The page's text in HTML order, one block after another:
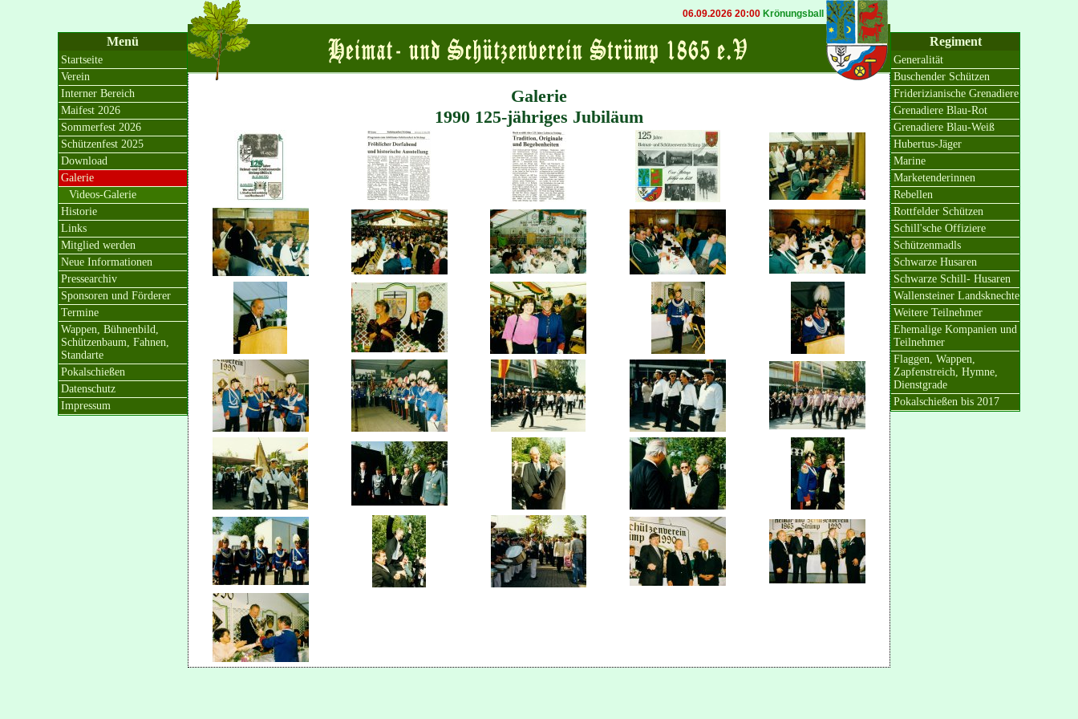
06.09.2026 20:00 Krönungsball in Bösinghoven
Galerie
1990 125-jähriges Jubiläum
Menü
Startseite
Verein
Interner Bereich
Maifest 2026
Sommerfest 2026
Schützenfest 2025
Download
Galerie
Videos-Galerie
Historie
Links
Mitglied werden
Neue Informationen
Pressearchiv
Sponsoren und Förderer
Termine
Wappen, Bühnenbild,
Schützenbaum, Fahnen,
Standarte
Pokalschießen
Datenschutz
Impressum
Regiment
Generalität
Buschender Schützen
Friderizianische Grenadiere
Grenadiere Blau-Rot
Grenadiere Blau-Weiß
Hubertus-Jäger
Marine
Marketenderinnen
Rebellen
Rottfelder Schützen
Schill'sche Offiziere
Schützenmadls
Schwarze Husaren
Schwarze Schill- Husaren
Wallensteiner Landsknechte
Weitere Teilnehmer
Ehemalige Kompanien und
Teilnehmer
Flaggen, Wappen,
Zapfenstreich, Hymne,
Dienstgrade
Pokalschießen bis 2017